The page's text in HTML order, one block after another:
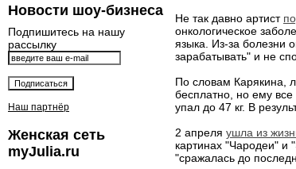
Новости шоу-бизнеса
Подпишитесь на нашу
рассылку
Наш партнёр
Женская сеть
myJulia.ru
Не так давно артист
онкологическое
языка. Из-за болезни
зарабатывать" и не
По словам Карякина,
бесплатно, но ему
упал до 47 кг. В
2 апреля ушла из
картинах "Чародеи" и
"сражалась до